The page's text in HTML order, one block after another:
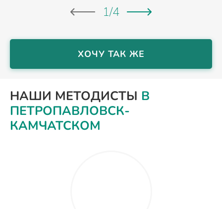
1/4
ХОЧУ ТАК ЖЕ
НАШИ МЕТОДИСТЫ В
ПЕТРОПАВЛОВСК-
КАМЧАТСКОМ